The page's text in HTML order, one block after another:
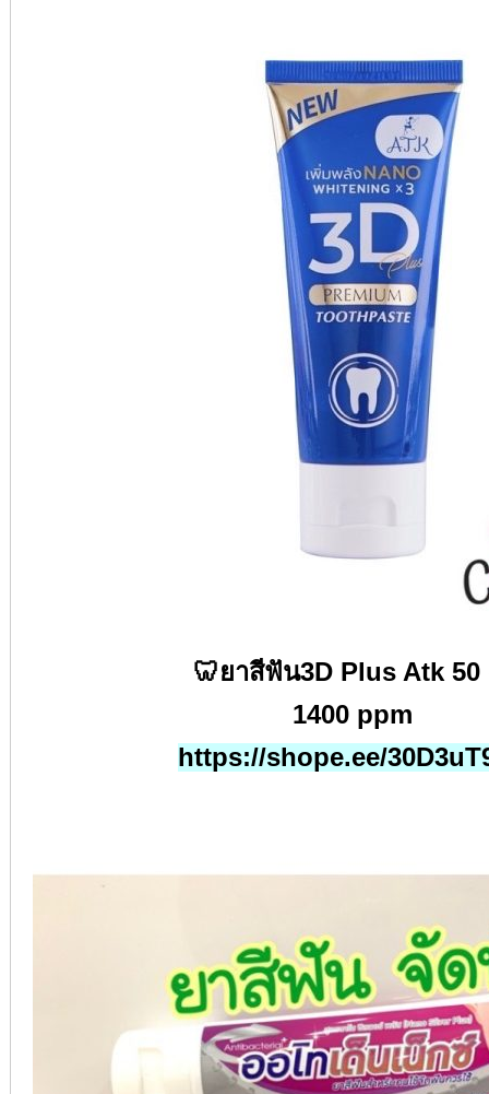
🦷​ยาสีฟัน3D Plus Atk 50
1400 ppm
https://shope.ee/